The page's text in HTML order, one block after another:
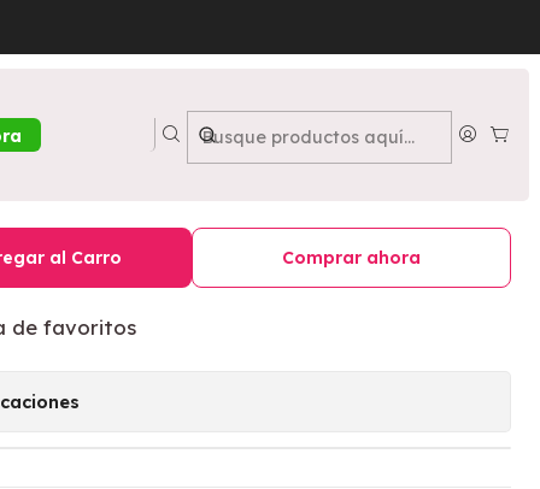
BELLA
sacapuntas Purple- DOLCE
al Carro Comprar ahora
de favoritos